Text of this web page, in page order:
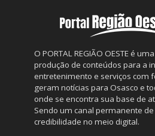
O PORTAL REGIÃO OESTE é
produção de conteúdos para a
entretenimento e serviços com
geram notícias para Osasco e
onde se encontra sua base de
Sendo um canal permanente
credibilidade no meio digital.